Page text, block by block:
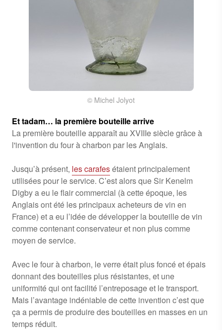
© Michel Jolyot
Et tadam… la première bouteille arrive
La première bouteille apparaît au XVIIIe siècle grâce à
l'invention du four à charbon par les Anglais.
Jusqu’à présent, les carafesétaient principalement
utilisées pour le service. C’est alors que Sir Kenelm
Digby a eu le flair commercial (à cette époque, les
Anglais ont été les principaux acheteurs de vin en
France) et a eu l’idée de développer la bouteille de vin
comme contenant conservateur et non plus comme
moyen de service.
Avec le four à charbon, le verre était plus foncé et épais
donnant des bouteilles plus résistantes, et une
uniformité qui ont facilité l’entreposage et le transport.
Mais l’avantage indéniable de cette invention c’est que
ça a permis de produire des bouteilles en masses en un
temps réduit.